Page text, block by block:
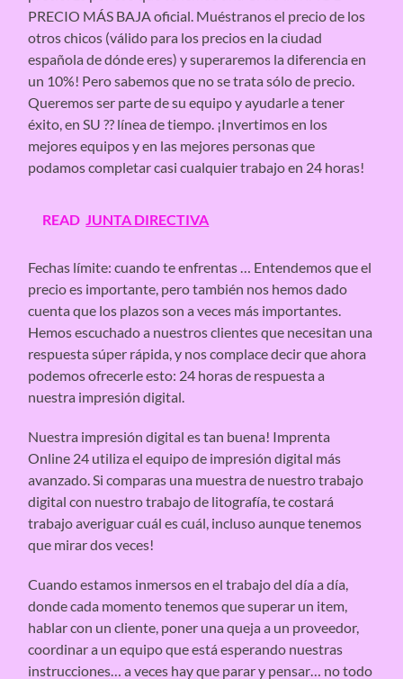
PRECIO MÁS BAJA oficial. Muéstranos el precio de los
otros chicos (válido para los precios en la ciudad
española de dónde eres) y superaremos la diferencia en
un 10%! Pero sabemos que no se trata sólo de precio.
Queremos ser parte de su equipo y ayudarle a tener
éxito, en SU ​​?? línea de tiempo. ¡Invertimos en los
mejores equipos y en las mejores personas que
podamos completar casi cualquier trabajo en 24 horas!
READ JUNTA DIRECTIVA
Fechas límite: cuando te enfrentas … Entendemos que el
precio es importante, pero también nos hemos dado
cuenta que los plazos son a veces más importantes.
Hemos escuchado a nuestros clientes que necesitan una
respuesta súper rápida, y nos complace decir que ahora
podemos ofrecerle esto: 24 horas de respuesta a
nuestra impresión digital.
Nuestra impresión digital es tan buena! Imprenta
Online 24 utiliza el equipo de impresión digital más
avanzado. Si comparas una muestra de nuestro trabajo
digital con nuestro trabajo de litografía, te costará
trabajo averiguar cuál es cuál, incluso aunque tenemos
que mirar dos veces!
Cuando estamos inmersos en el trabajo del día a día,
donde cada momento tenemos que superar un item,
hablar con un cliente, poner una queja a un proveedor,
coordinar a un equipo que está esperando nuestras
instrucciones… a veces hay que parar y pensar… no todo